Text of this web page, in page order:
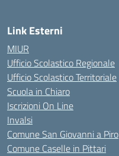
Link Esterni
MIUR
Ufficio Scolastico Regionale
Ufficio Scolastico Territoriale
Scuola in Chiaro
Iscrizioni On Line
Invalsi
Comune San Giovanni a Piro
Comune Caselle in Pittari